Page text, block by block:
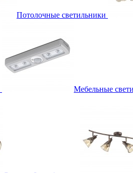
Потолочные светильники
Мебельные